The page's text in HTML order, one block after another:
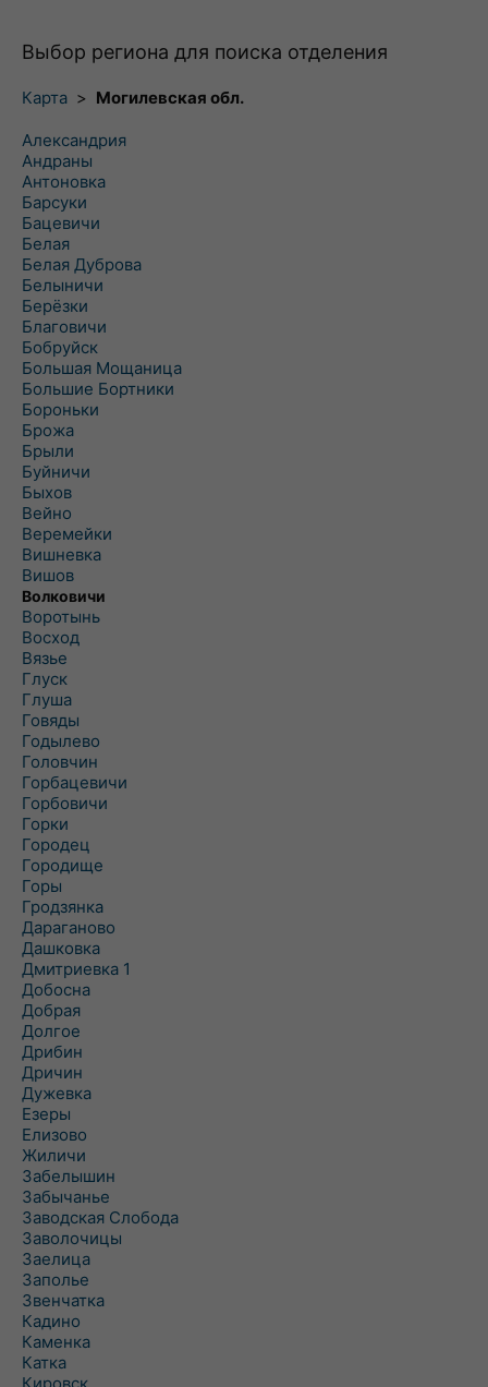
Выбор региона для поиска отделения
Карта > Могилевская обл.
Александрия
Андраны
Антоновка
Барсуки
Бацевичи
Белая
Белая Дуброва
Белыничи
Берёзки
Благовичи
Бобруйск
Большая Мощаница
Большие Бортники
Бороньки
Брожа
Брыли
Буйничи
Быхов
Вейно
Веремейки
Вишневка
Вишов
Волковичи
Воротынь
Восход
Вязье
Глуск
Глуша
Говяды
Годылево
Головчин
Горбацевичи
Горбовичи
Горки
Городец
Городище
Горы
Гродзянка
Дараганово
Дашковка
Дмитриевка 1
Добосна
Добрая
Долгое
Дрибин
Дричин
Дужевка
Езеры
Елизово
Жиличи
Забелышин
Забычанье
Заводская Слобода
Заволочицы
Заелица
Заполье
Звенчатка
Кадино
Каменка
Катка